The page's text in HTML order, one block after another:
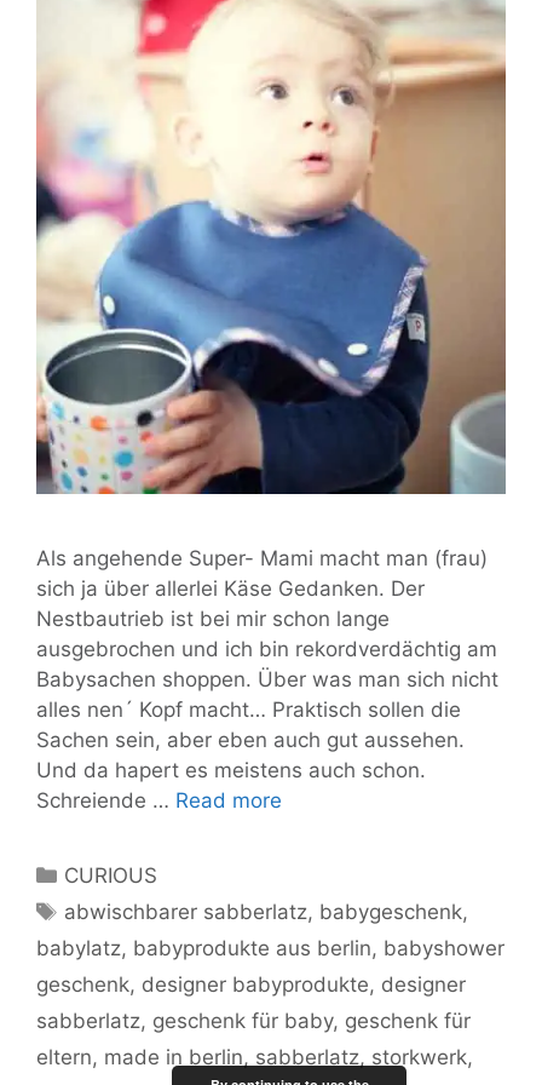
Als angehende Super- Mami macht man (frau)
sich ja über allerlei Käse Gedanken. Der
Nestbautrieb ist bei mir schon lange
ausgebrochen und ich bin rekordverdächtig am
Babysachen shoppen. Über was man sich nicht
alles nen´ Kopf macht… Praktisch sollen die
Sachen sein, aber eben auch gut aussehen.
Und da hapert es meistens auch schon.
Schreiende … Read more
Sabberlatz
als
innovatives
Designstück
junge
Categories
CURIOUS
Tags
abwischbarer sabberlatz, babygeschenk,
babylatz, babyprodukte aus berlin, babyshower
geschenk, designer babyprodukte, designer
sabberlatz, geschenk für baby, geschenk für
eltern, made in berlin, sabberlatz, storkwerk,